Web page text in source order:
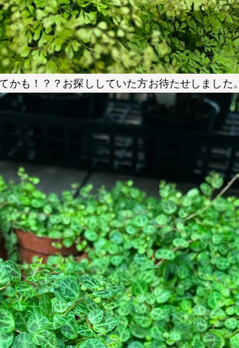
も！？？お探ししていた方お待たせしました。